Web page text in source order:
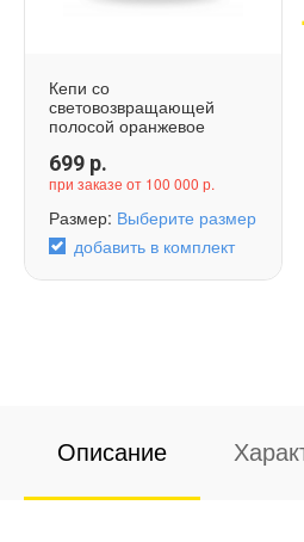
Кепи со
световозвращающей
полосой оранжевое
699 р.
при заказе от 100 000 р.
Размер: Выберите размер
добавить в комплект
Описание